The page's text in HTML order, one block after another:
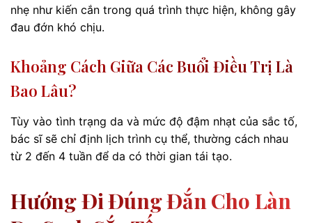
nhẹ như kiến cắn trong quá trình thực hiện, không gây
đau đớn khó chịu.
Khoảng Cách Giữa Các Buổi Điều Trị Là
Bao Lâu?
Tùy vào tình trạng da và mức độ đậm nhạt của sắc tố,
bác sĩ sẽ chỉ định lịch trình cụ thể, thường cách nhau
từ 2 đến 4 tuần để da có thời gian tái tạo.
Hướng Đi Đúng Đắn Cho Làn